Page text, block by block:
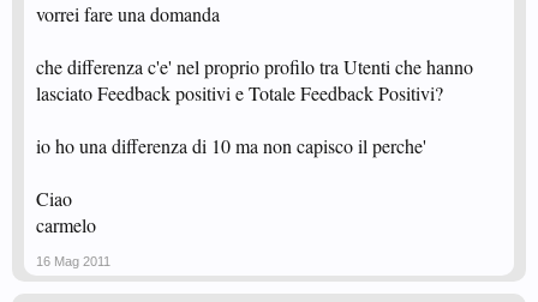
vorrei fare una domanda
che differenza c'e' nel proprio profilo tra Utenti che hanno
lasciato Feedback positivi e Totale Feedback Positivi?
io ho una differenza di 10 ma non capisco il perche'
Ciao
carmelo
16 Mag 2011